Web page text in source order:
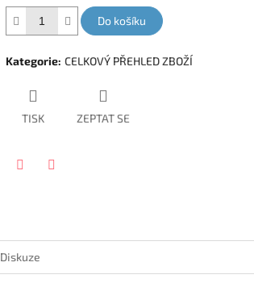
Do košíku
Kategorie: CELKOVÝ PŘEHLED ZBOŽÍ
TISK ZEPTAT SE
Diskuze